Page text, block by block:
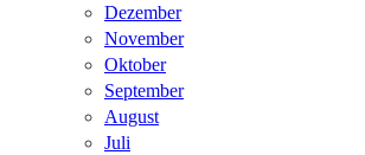
Dezember
November
Oktober
September
August
Juli